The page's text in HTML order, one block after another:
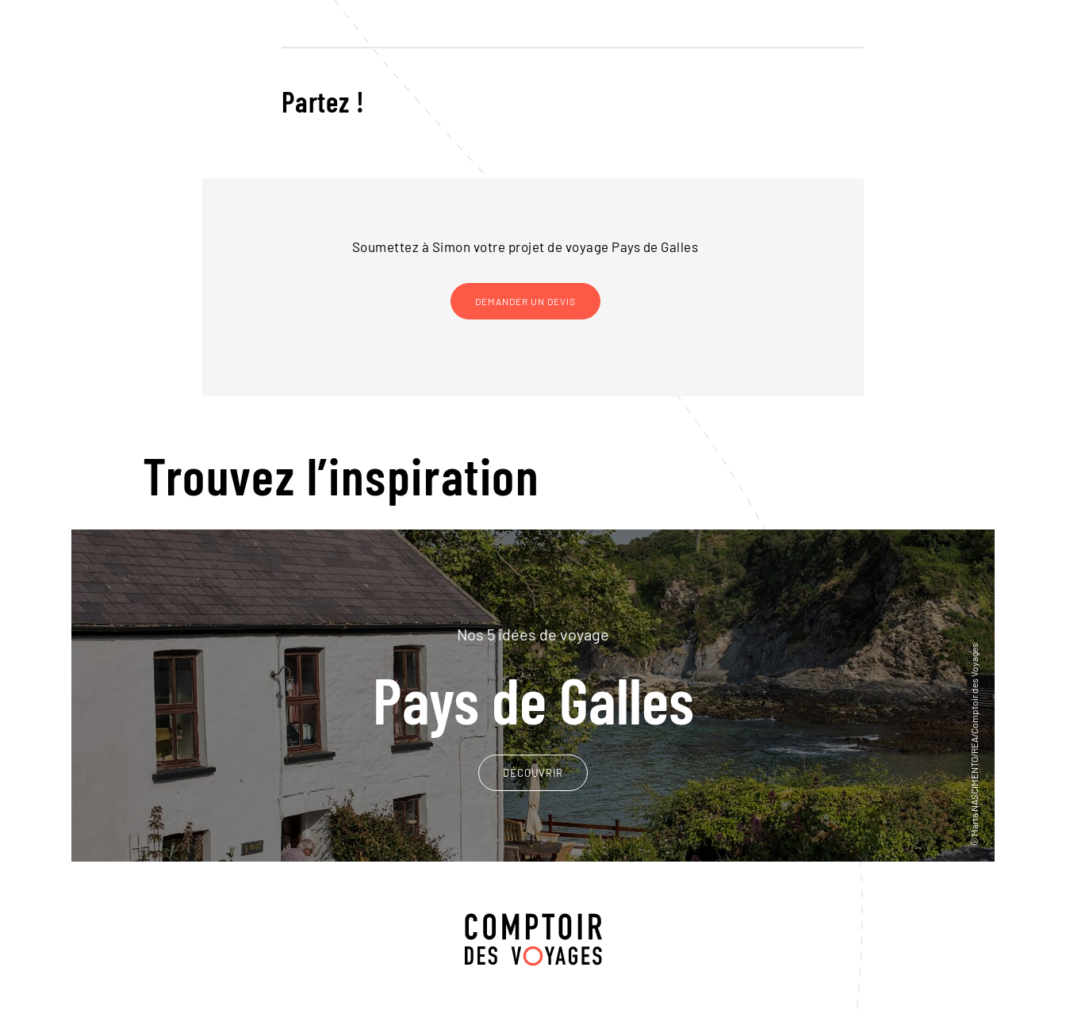
Partez !
Soumettez à Simon votre projet de voyage Pays de Galles
DEMANDER UN DEVIS
Trouvez l’inspiration
Nos 5 idées de voyage
Pays de Galles
DÉCOUVRIR